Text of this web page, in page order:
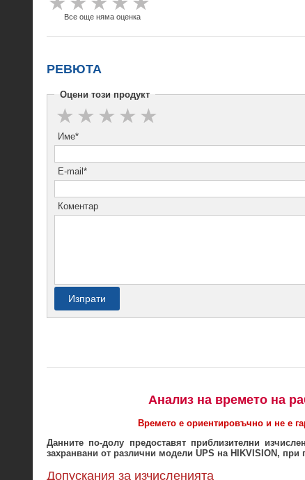
Все още няма оценка
РЕВЮТА
Оцени този продукт
Име*
E-mail*
Коментар
Изпрати
Анализ на времето на
Времето е ориентировъчно и не е
Данните по-долу предоставят приблизителни
захранвани от различни модели UPS на HIKVISION, при
Допускания за изчисленията